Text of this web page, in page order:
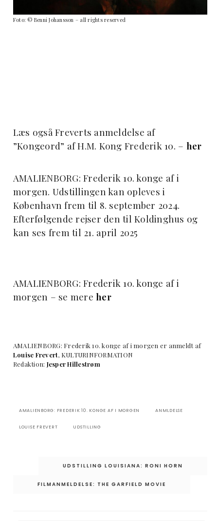
Foto: © Benni Johansson – all rights reserved
Læs også Freverts anmeldelse af
”Kongeord” af H.M. Kong Frederik 10. – her
AMALIENBORG: Frederik 10. konge af i
morgen. Udstillingen kan opleves i
København frem til 8. september 2024.
Efterfølgende rejser den til Koldinghus og
kan ses frem til 21. april 2025
AMALIENBORG: Frederik 10. konge af i
morgen – se mereher
AMALIENBORG: Frederik 10. konge af i morgen er anmeldt af
Louise Frevert, KULTURINFORMATION
Redaktion: Jesper Hillestrøm
AMALIENBORG: FREDERIK 10. KONGE AF I MORGEN ANMLDELSE
LOUISE FREVERT UDSTILLING
IndlægsnavigationUDSTILLING LOUISIANA: RONI HORN
FILMANMELDELSE: THE GARFIELD MOVIE